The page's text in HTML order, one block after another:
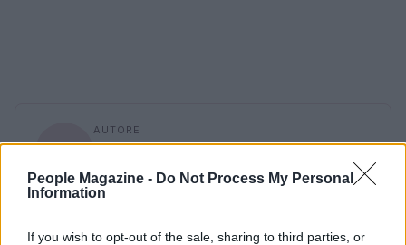
People Magazine - Do Not Process My Personal
Information
If you wish to opt-out of the sale, sharing to third parties, or
AUTORE
AiAdhubMedia